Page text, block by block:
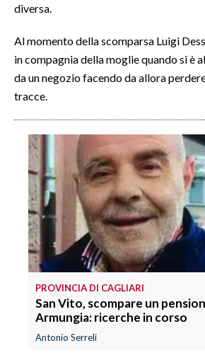
NECROLOGI
SPIAGGE
STORE
diversa.
Al momento della scomparsa Luigi
in compagnia della moglie quando si è
da un negozio facendo da allora
tracce.
PROVINCIA DI CAGLIARI
San Vito, scompare un
Armungia: ricerche in corso
Antonio Serreli